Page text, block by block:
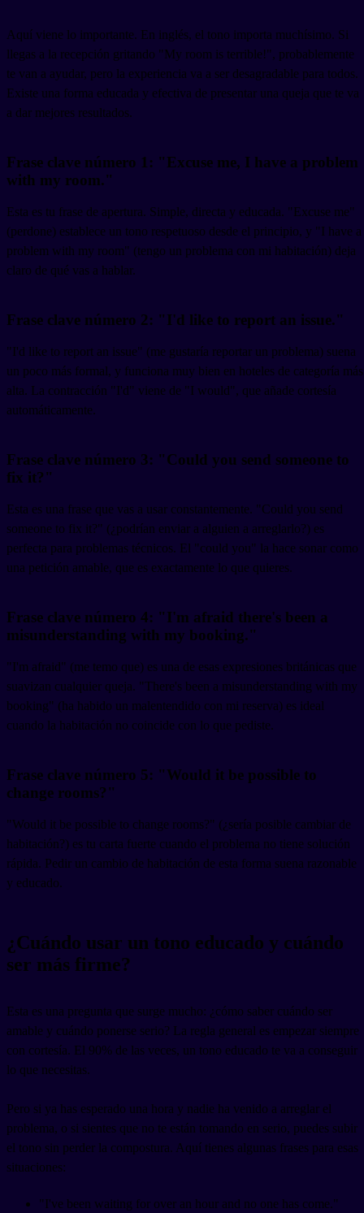
Aquí viene lo importante. En inglés, el tono importa muchísimo. Si
llegas a la recepción gritando "My room is terrible!", probablemente
te van a ayudar, pero la experiencia va a ser desagradable para todos.
Existe una forma educada y efectiva de presentar una queja que te va
a dar mejores resultados.
Frase clave número 1: "Excuse me, I have a problem
with my room."
Esta es tu frase de apertura. Simple, directa y educada. "Excuse me"
(perdone) establece un tono respetuoso desde el principio, y "I have a
problem with my room" (tengo un problema con mi habitación) deja
claro de qué vas a hablar.
Frase clave número 2: "I'd like to report an issue."
"I'd like to report an issue" (me gustaría reportar un problema) suena
un poco más formal, y funciona muy bien en hoteles de categoría más
alta. La contracción "I'd" viene de "I would", que añade cortesía
automáticamente.
Frase clave número 3: "Could you send someone to
fix it?"
Esta es una frase que vas a usar constantemente. "Could you send
someone to fix it?" (¿podrían enviar a alguien a arreglarlo?) es
perfecta para problemas técnicos. El "could you" la hace sonar como
una petición amable, que es exactamente lo que quieres.
Frase clave número 4: "I'm afraid there's been a
misunderstanding with my booking."
"I'm afraid" (me temo que) es una de esas expresiones británicas que
suavizan cualquier queja. "There's been a misunderstanding with my
booking" (ha habido un malentendido con mi reserva) es ideal
cuando la habitación no coincide con lo que pediste.
Frase clave número 5: "Would it be possible to
change rooms?"
"Would it be possible to change rooms?" (¿sería posible cambiar de
habitación?) es tu carta fuerte cuando el problema no tiene solución
rápida. Pedir un cambio de habitación de esta forma suena razonable
y educado.
¿Cuándo usar un tono educado y cuándo
ser más firme?
Esta es una pregunta que surge mucho: ¿cómo saber cuándo ser
amable y cuándo ponerse serio? La regla general es empezar siempre
con cortesía. El 90% de las veces, un tono educado te va a conseguir
lo que necesitas.
Pero si ya has esperado una hora y nadie ha venido a arreglar el
problema, o si sientes que no te están tomando en serio, puedes subir
el tono sin perder la compostura. Aquí tienes algunas frases para esas
situaciones:
"I've been waiting for over an hour and no one has come."